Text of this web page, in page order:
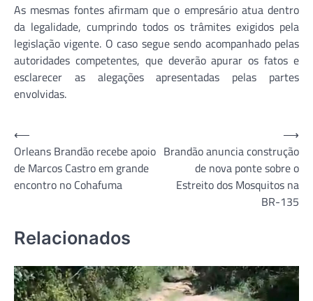
As mesmas fontes afirmam que o empresário atua dentro
da legalidade, cumprindo todos os trâmites exigidos pela
legislação vigente. O caso segue sendo acompanhado pelas
autoridades competentes, que deverão apurar os fatos e
esclarecer as alegações apresentadas pelas partes
envolvidas.
Navegação
de
Post
⟵
Orleans Brandão recebe apoio
de Marcos Castro em grande
encontro no Cohafuma
Brandão anuncia construção
de nova ponte sobre o
Estreito dos Mosquitos na
BR-135
⟶
Relacionados